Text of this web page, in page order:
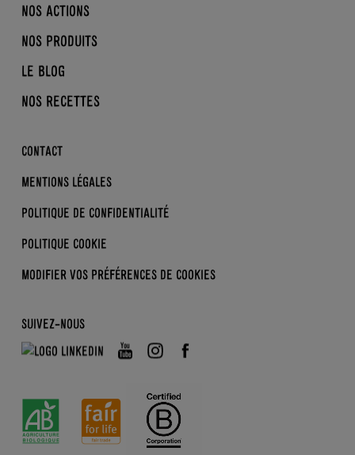
NOTRE HISTOIRE
NOTRE RAISON D’ÊTRE
NOTRE COLLECTIF MILITANT
NOS ACTIONS
LA CONVERSION EN BIO
REINE MATHILDE
DDM
NOS PRODUITS
BRASSÉS
DESSERTS
ENFANTS
LE BLOG
NOS ACTUS
LES BONS GESTES
DERRIÈRE L’ÉTIQUETTE
NOS RECETTES
CONTACT
MENTIONS LÉGALES
POLITIQUE DE CONFIDENTIALITÉ
POLITIQUE COOKIE
MODIFIER VOS PRÉFÉRENCES DE COOKIES
SUIVEZ-NOUS